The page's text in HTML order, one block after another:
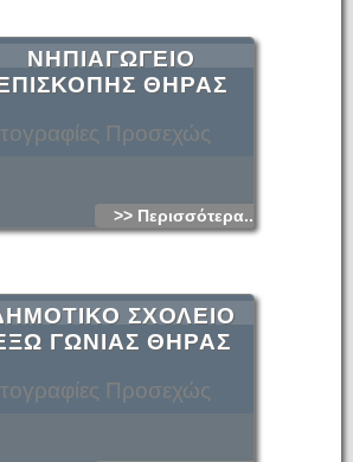
Προσεχώς
ΝΗΠΙΑΓΩΓΕΙΟ
ΘΗΡΑΣ
>> Περισσότερα...
Προσεχώς
ΣΧΟΛΕΙΟ
ΓΩΝΙΑΣ ΘΗΡΑΣ